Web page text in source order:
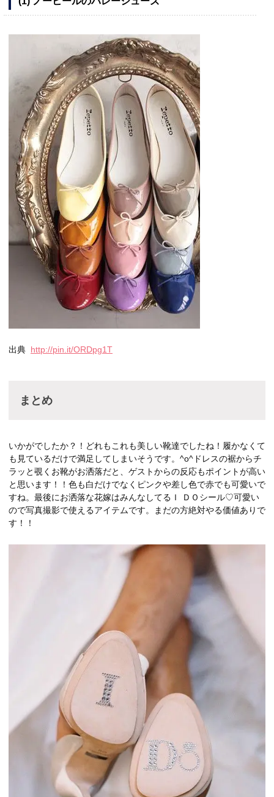
出典 http://pin.it/ORDpg1T
まとめ
いかがでしたか？！どれもこれも美しい靴達でしたね！履かなくて
も見ているだけで満足してしまいそうです。^o^ドレスの裾からチ
ラッと覗くお靴がお洒落だと、ゲストからの反応もポイントが高い
と思います！！色も白だけでなくピンクや差し色で赤でも可愛いで
すね。最後にお洒落な花嫁はみんなしてるＩ ＤＯシール♡可愛い
ので写真撮影で使えるアイテムです。まだの方絶対やる価値ありで
す！！